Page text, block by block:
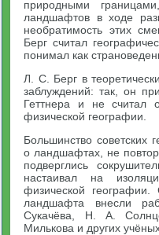
природными
ландшафтов в ходе
необратимость этих
Берг считал
понимал как
Л. С. Берг в
заблуждений: так, он
Геттнера и не считал
физической географии.
Большинство советских
о ландшафтах, не
подверглись
настаивал на
физической
ландшафта внесли
Сукачёва, Н. А.
Милькова и других